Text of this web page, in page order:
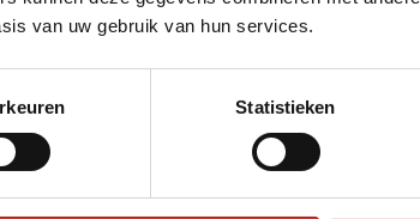
van uw gebruik van hun services.
Statistieken
Eenvoudig ruilen of retour